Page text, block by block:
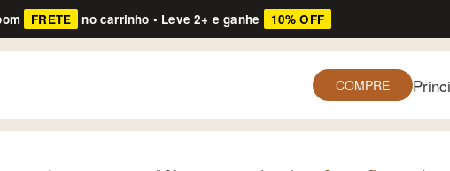
FRETE no carrinho • Leve 2+ e ganhe 10% OFF
COMPRE